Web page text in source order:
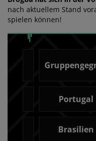
nach aktuellem Stand
spielen können!
Portugal
Brasilien